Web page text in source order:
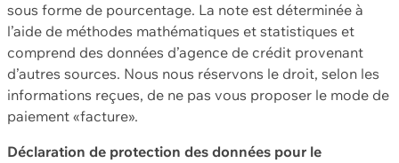
sous forme de pourcentage. La note est déterminée à
l’aide de méthodes mathématiques et statistiques et
comprend des données d’agence de crédit provenant
d’autres sources. Nous nous réservons le droit, selon les
informations reçues, de ne pas vous proposer le mode de
paiement «facture».
Déclaration de protection des données pour le